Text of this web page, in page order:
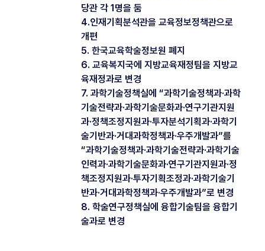
당관 각 1명을 둠
4.인재기획분석관을 교육정보정책관으로
개편
5. 한국교육학술정보원 폐지
6. 교육복지국에 지방교육재정팀을 지방교
육재정과로 변경
7. 과학기술정책실에 “과학기술정책과·과학
기술전략과·과학기술문화과·연구기관지원
과·정책조정지원과·투자분석기획과·과학기
술기반과·거대과학정책과·우주개발과”를
“과학기술정책과·과학기술전략과·과학기술
인력과·과학기술문화과·연구기관지원과·정
책조정지원과·투자기획조정과·과학기술기
반과·거대과학정책과·우주개발과”로 변경
8. 학술연구정책실에 융합기술팀을 융합기
술과로 변경